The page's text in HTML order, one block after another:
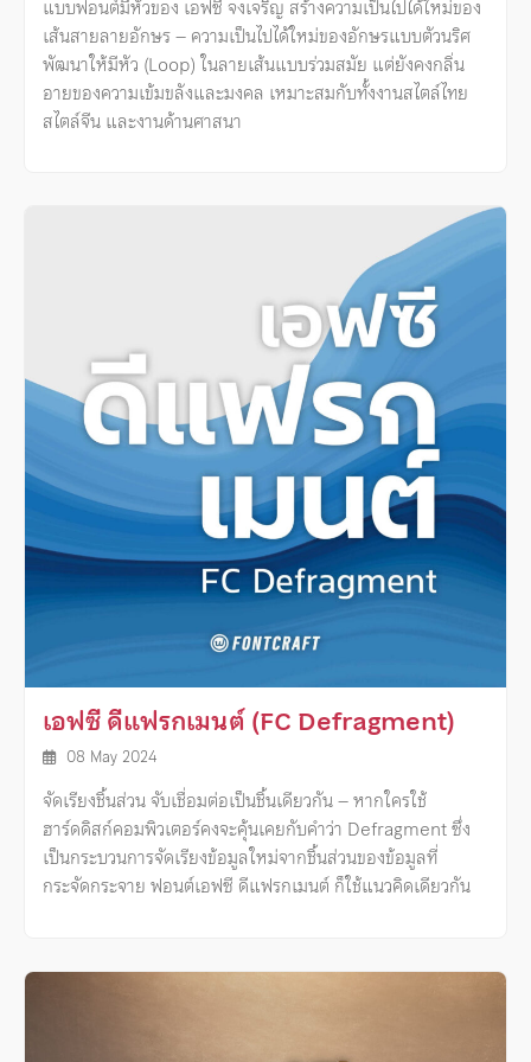
แบบฟอนต์มีหัวของ เอฟซี จงเจริญ สร้างความเป็นไปได้ใหม่ของ
เส้นสายลายอักษร – ความเป็นไปได้ใหม่ของอักษรแบบตัวนริศ
พัฒนาให้มีหัว (Loop) ในลายเส้นแบบร่วมสมัย แต่ยังคงกลิ่น
อายของความเข้มขลังและมงคล เหมาะสมกับทั้งงานสไตล์ไทย
สไตล์จีน และงานด้านศาสนา
เอฟซี ดีแฟรกเมนต์ (FC Defragment)
08 May 2024
จัดเรียงชิ้นส่วน จับเชื่อมต่อเป็นชิ้นเดียวกัน – หากใครใช้
ฮาร์ดดิสก์คอมพิวเตอร์คงจะคุ้นเคยกับคำว่า Defragment ซึ่ง
เป็นกระบวนการจัดเรียงข้อมูลใหม่จากชิ้นส่วนของข้อมูลที่
กระจัดกระจาย ฟอนต์เอฟซี ดีแฟรกเมนต์ ก็ใช้แนวคิดเดียวกัน